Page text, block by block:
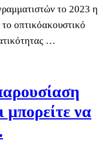
το 2023 η
oπτικόακουστικό
…
μπορείτε να